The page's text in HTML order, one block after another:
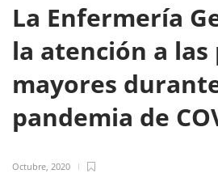
La Enfermería
la atención a las
mayores
pandemia de
Octubre, 2020